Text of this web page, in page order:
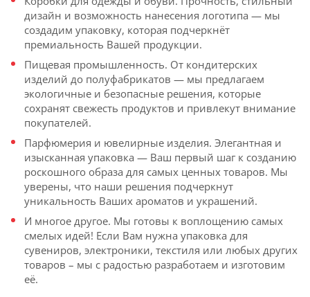
дизайн и возможность нанесения логотипа — мы
создадим упаковку, которая подчеркнёт
премиальность Вашей продукции.
Пищевая промышленность. От кондитерских
изделий до полуфабрикатов — мы предлагаем
экологичные и безопасные решения, которые
сохранят свежесть продуктов и привлекут внимание
покупателей.
Парфюмерия и ювелирные изделия. Элегантная и
изысканная упаковка — Ваш первый шаг к созданию
роскошного образа для самых ценных товаров. Мы
уверены, что наши решения подчеркнут
уникальность Ваших ароматов и украшений.
И многое другое. Мы готовы к воплощению самых
смелых идей! Если Вам нужна упаковка для
сувениров, электроники, текстиля или любых других
товаров – мы с радостью разработаем и изготовим
её.